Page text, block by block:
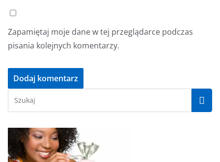
Zapamiętaj moje dane w tej przeglądarce podczas
pisania kolejnych komentarzy.